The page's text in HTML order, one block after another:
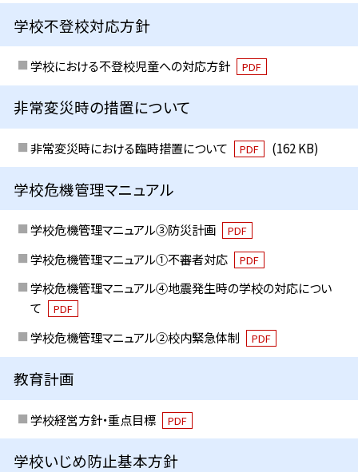
学校不登校対応方針
学校における不登校児童への対応方針 PDF
非常変災時の措置について
非常変災時における臨時措置について PDF (162 KB)
学校危機管理マニュアル
学校危機管理マニュアル③防災計画 PDF
学校危機管理マニュアル①不審者対応 PDF
学校危機管理マニュアル④地震発生時の学校の対応につい
て
PDF
学校危機管理マニュアル②校内緊急体制 PDF
教育計画
学校経営方針・重点目標 PDF
学校いじめ防止基本方針